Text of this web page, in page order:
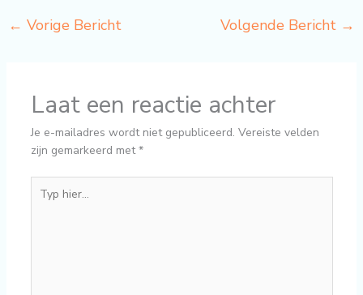
← Vorige Bericht Volgende Bericht →
Laat een reactie achter
Je e-mailadres wordt niet gepubliceerd. Vereiste velden
zijn gemarkeerd met*
hier...